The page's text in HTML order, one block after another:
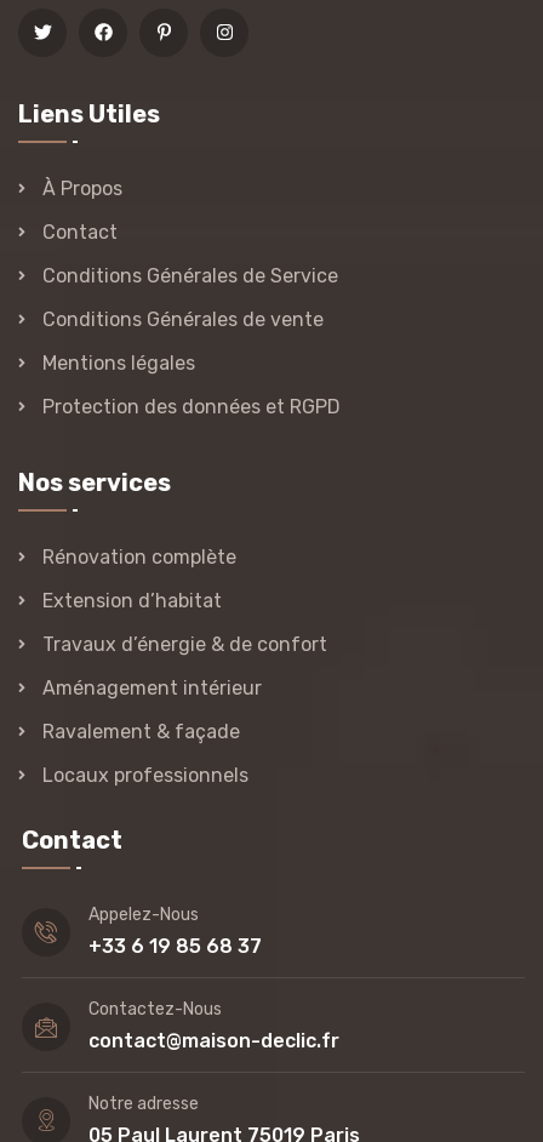
Liens Utiles
À Propos
Contact
Conditions Générales de Service
Conditions Générales de vente
Mentions légales
Protection des données et RGPD
Nos services
Rénovation complète
Extension d’habitat
Travaux d’énergie & de confort
Aménagement intérieur
Ravalement & façade
Locaux professionnels
Contact
Appelez-Nous
+33 6 19 85 68 37
Contactez-Nous
contact@maison-declic.fr
Notre adresse
05 Paul Laurent 75019 Paris